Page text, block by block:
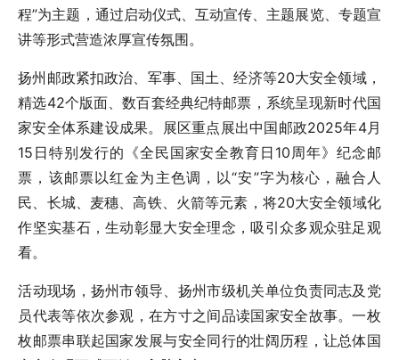
程”为主题，通过启动仪式、互动宣传、主题展览、专题宣
讲等形式营造浓厚宣传氛围。
扬州邮政紧扣政治、军事、国土、经济等20大安全领域，
精选42个版面、数百套经典纪特邮票，系统呈现新时代国
家安全体系建设成果。展区重点展出中国邮政2025年4月
15日特别发行的《全民国家安全教育日10周年》纪念邮
票，该邮票以红金为主色调，以“安”字为核心，融合人
民、长城、麦穗、高铁、火箭等元素，将20大安全领域化
作坚实基石，生动彰显大安全理念，吸引众多观众驻足观
看。
活动现场，扬州市领导、扬州市级机关单位负责同志及党
员代表等依次参观，在方寸之间品读国家安全故事。一枚
枚邮票串联起国家发展与安全同行的壮阔历程，让总体国